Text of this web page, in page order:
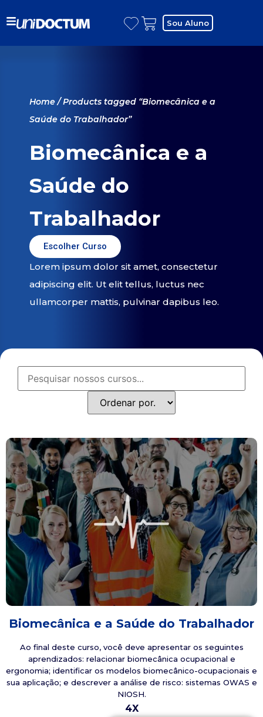
Sou Aluno
Home/ Products tagged “Biomecânica e a
Saúde do Trabalhador”
Biomecânica e a
Saúde do
Trabalhador
Escolher Curso
Lorem ipsum dolor sit amet, consectetur
adipiscing elit. Ut elit tellus, luctus nec
ullamcorper mattis, pulvinar dapibus leo.
Biomecânica e a Saúde do Trabalhador
Ao final deste curso, você deve apresentar os seguintes
aprendizados: relacionar biomecânica ocupacional e
ergonomia; identificar os modelos biomecânico-ocupacionais e
sua aplicação; e descrever a análise de risco: sistemas OWAS e
NIOSH.
4X